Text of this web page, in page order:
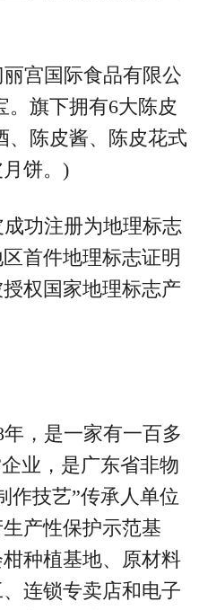
宫国际食品有限公
。旗下拥有6大陈皮
、陈皮酱、陈皮花式
饼。)
功注册为地理标志
首件地理标志证明
权国家地理标志产
，是一家有一百多
业，是广东省非物
作技艺”传承人单位
产性保护示范基
种植基地、原材料
连锁专卖店和电子